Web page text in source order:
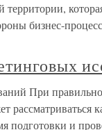
бизнес-
При
рассматриваться
подготовки и